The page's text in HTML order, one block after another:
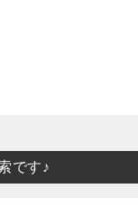
です♪